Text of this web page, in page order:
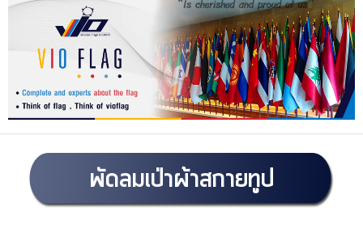
พัดลมเป่าผ้าสกายทูป